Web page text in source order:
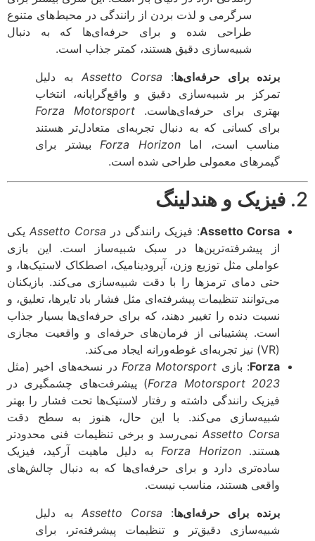
سرگرمی و لذت بردن از رانندگی در محیط‌های متنوع
طراحی شده و برای حرفه‌ای‌ها که به دنبال
شبیه‌سازی دقیق هستند، کمتر جذاب است.
برنده برای حرفه‌ای‌ها:
Assetto Corsaبه دلیل
تمرکز بر شبیه‌سازی دقیق و واقع‌گرایانه، انتخاب
بهتری برای حرفه‌ای‌هاست.Forza Motorsport
برای کسانی که به دنبال تجربه‌ای متعادل‌تر هستند
مناسب است، اما Forza Horizonبیشتر برای
گیمرهای معمولی طراحی شده است.
فیزیک و هندلینگ
Assetto Corsa: فیزیک رانندگی در Assetto Corsaیکی
از پیشرفته‌ترین‌ها در سبک شبیه‌ساز است. این بازی
عواملی مثل توزیع وزن، آیرودینامیک، اصطکاک لاستیک‌ها، و
حتی دمای ترمزها را با دقت شبیه‌سازی می‌کند. بازیکنان
می‌توانند تنظیمات پیشرفته‌ای مثل فشار باد تایرها، تعلیق، و
نسبت دنده را تغییر دهند، که برای حرفه‌ای‌ها بسیار جذاب
است. پشتیبانی از فرمان‌های حرفه‌ای و واقعیت مجازی
Forza: بازیForza Motorsportدر نسخه‌های اخیر (مثل
Forza Motorsport 2023) پیشرفت‌های چشمگیری در
فیزیک رانندگی داشته و رفتار لاستیک‌ها تحت فشار را بهتر
شبیه‌سازی می‌کند. با این حال، هنوز به سطح دقت
Assetto Corsaنمی‌رسد و برخی تنظیمات فنی محدودتر
هستند.Forza Horizonبه دلیل ماهیت آرکید، فیزیک
ساده‌تری دارد و برای حرفه‌ای‌ها که به دنبال چالش‌های
واقعی هستند، مناسب نیست.
برنده برای حرفه‌ای‌ها:
Assetto Corsaبه دلیل
شبیه‌سازی دقیق‌تر و تنظیمات پیشرفته‌تر، برای